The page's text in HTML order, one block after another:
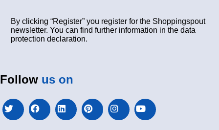
By clicking “Register” you register for the Shoppingspout
newsletter. You can find further information in the data
protection declaration.
Follow us on